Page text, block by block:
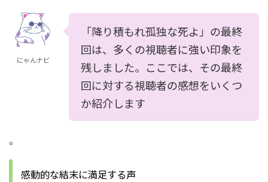
にゃんナビ
「降り積もれ孤独な死よ」の最終
回は、多くの視聴者に強い印象を
残しました。ここでは、その最終
回に対する視聴者の感想をいくつ
か紹介します
。
感動的な結末に満足する声